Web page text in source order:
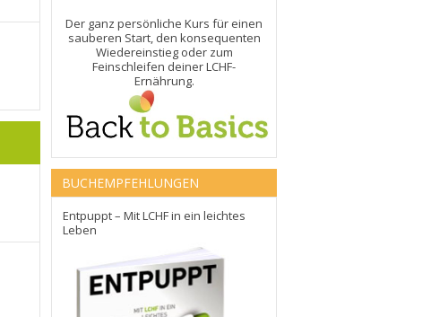
Der ganz persönliche Kurs für einen
sauberen Start, den konsequenten
Wiedereinstieg oder zum
Feinschleifen deiner LCHF-
Ernährung.
BUCHEMPFEHLUNGEN
Entpuppt – Mit LCHF in ein leichtes
Leben